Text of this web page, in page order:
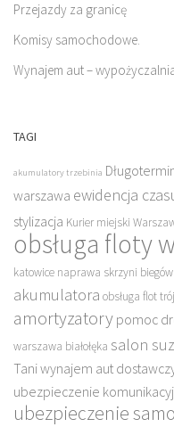
Przejazdy za granicę
Komisy samochodowe.
Wynajem aut –
TAGI
akumulatory trzebinia
warszawa ewidencja
stylizacja Kurier miejski
obsługa floty
katowice naprawa skrzyni biegów
akumulatora obsługa flot
amortyzatory pomoc
warszawa białołęka salon
Tani wynajem aut
ubezpieczenie
ubezpieczenie